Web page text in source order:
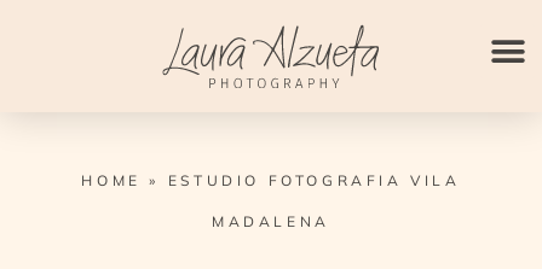
HOME » ESTUDIO FOTOGRAFIA VILA
MADALENA